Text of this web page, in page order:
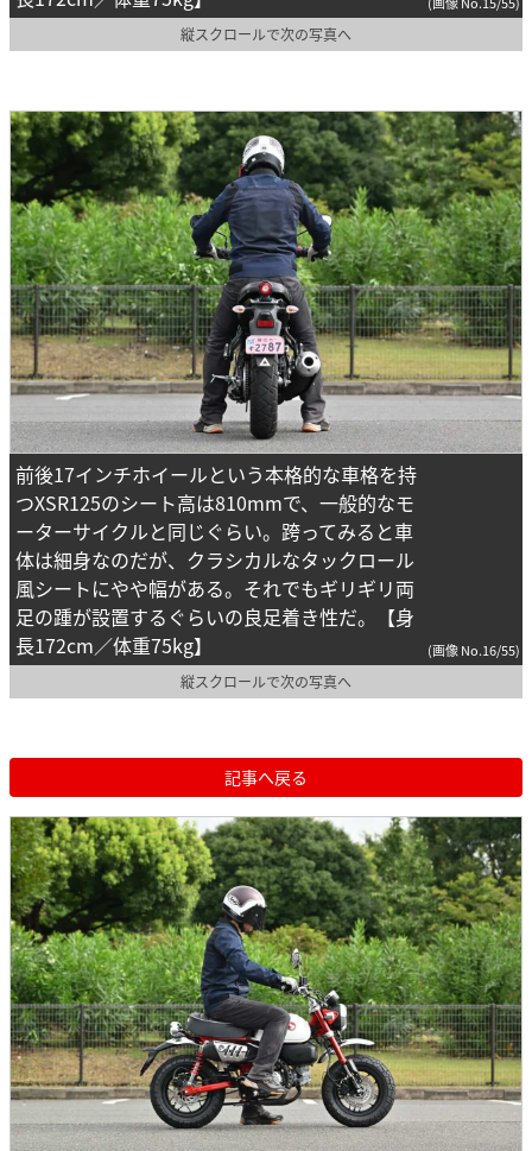
縦スクロールで次の写真へ
前後17インチホイールという本格的な車格を持
つXSR125のシート高は810mmで、一般的なモ
ーターサイクルと同じぐらい。跨ってみると車
体は細身なのだが、クラシカルなタックロール
風シートにやや幅がある。それでもギリギリ両
足の踵が設置するぐらいの良足着き性だ。【身
長172cm／体重75kg】
(画像 No.16/55)
縦スクロールで次の写真へ
記事へ戻る